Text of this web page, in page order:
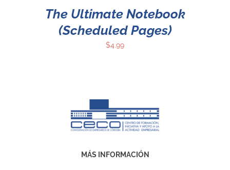
The Ultimate Notebook
(Scheduled Pages)
$4.99
MÁS INFORMACIÓN